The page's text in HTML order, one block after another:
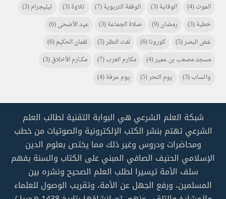
الموت(4) الوقاية(3) الوقفة التربوية(7) تلاوة(3) تيليجرام(3)
خطبة(3) رمضان(9) صلاة الجماعة(3) عيد الأضحى(6)
غض البصر(5) كورونا(6) لفت النظر(5) لقمان الحكيم(6)
مسجد مصعب بن عمير(4) مكارم العرب(7) مكـــارم الأخلاق(3)
واتساب(3) يوم النحر(5) يوم عرفة(4)
شبكة العلم الشرعي هي البوابة التقنية لطالب العلم
الشرعي تهتم بنشر الكتب الإلكترونية والصوتيات من خطب
ومحاضرات ودروس وغير ذلك مما يختص بعلوم الدين
الإسلامي الحنيف الصافي المبني على الكتاب والسنة بفهم
سلف الأمة تيسيرا لطلب العلم الصحيح ونشره بين
المسلمين، ورفع الجهل عن الأمة، وتقريب الوصول للعلماء